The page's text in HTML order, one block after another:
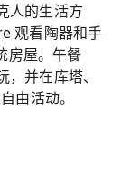
人的生活方
观看陶器和手
房屋。午餐
并在库塔、
由活动。